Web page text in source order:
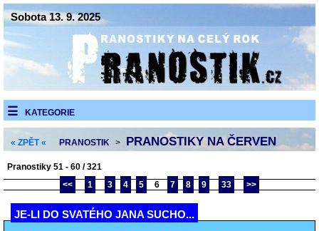
Sobota 13. 9. 2025
KATEGORIE
« ZPĚT « PRANOSTIK > PRANOSTIKY NA ČERVEN
Pranostiky 51 - 60 / 321
<<
1 3 4 5 6 7 8 9 33 >>
JE-LI DO SVATÉHO JANA SUCHO...